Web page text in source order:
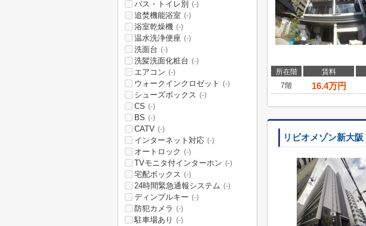
所在階 賃料
7階
16.4万円
リビオメゾン新大阪
バス・トイレ別 (-)
追焚機能浴室 (-)
浴室乾燥機 (-)
温水洗浄便座 (-)
洗面台 (-)
洗髪洗面化粧台 (-)
エアコン (-)
ウォークインクロゼット (-)
シューズボックス (-)
CS (-)
BS (-)
CATV (-)
インターネット対応 (-)
オートロック (-)
TVモニタ付インターホン (-)
宅配ボックス (-)
24時間緊急通報システム (-)
ディンプルキー (-)
防犯カメラ (-)
駐車場あり (-)